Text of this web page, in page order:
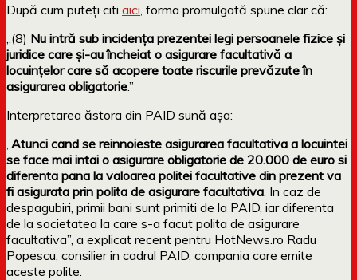
După cum puteți citi aici , forma promulgată spune clar că:
„(8) Nu intră sub incidenţa prezentei legi persoanele fizice şi
juridice care şi-au încheiat o asigurare facultativă a
locuinţelor care să acopere toate riscurile prevăzute în
asigurarea obligatorie.”
Interpretarea ăstora din PAID sună așa:
Atunci cand se reinnoieste asigurarea facultativa a locuintei
se face mai intai o asigurare obligatorie de 20.000 de euro si
diferenta pana la valoarea politei facultative din prezent va
fi asigurata prin polita de asigurare facultativa . In caz de
despagubiri, primii bani sunt primiti de la PAID, iar diferenta
de la societatea la care s-a facut polita de asigurare
facultativa”, a explicat recent pentru HotNews.ro Radu
Popescu, consilier in cadrul PAID, compania care emite
aceste polite.